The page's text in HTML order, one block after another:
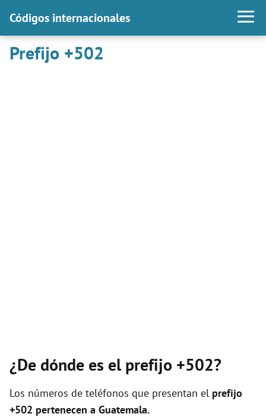
Códigos internacionales
Prefijo +502
¿De dónde es el prefijo +502?
Los números de teléfonos que presentan el prefijo
+502 pertenecen a Guatemala.